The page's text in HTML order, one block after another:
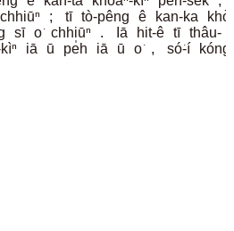
chhiūⁿ ; tī tò-pêng ê kan-ka
sī o͘ chhiūⁿ . Iā hit-ê tī thâu-
iā ū pe̍h iā ū o͘ , só͘-í
kóng